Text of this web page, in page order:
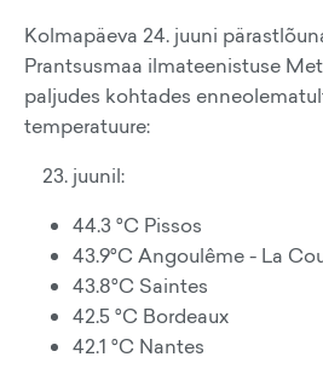
Kolmapäeva 24. juuni
Prantsusmaa ilmateenistuse
paljudes kohtades
temperatuure:
juunil:
44.3 °C Pissos
43.9°C Angoulême - La
43.8°C Saintes
42.5 °C Bordeaux
42.1 °C Nantes